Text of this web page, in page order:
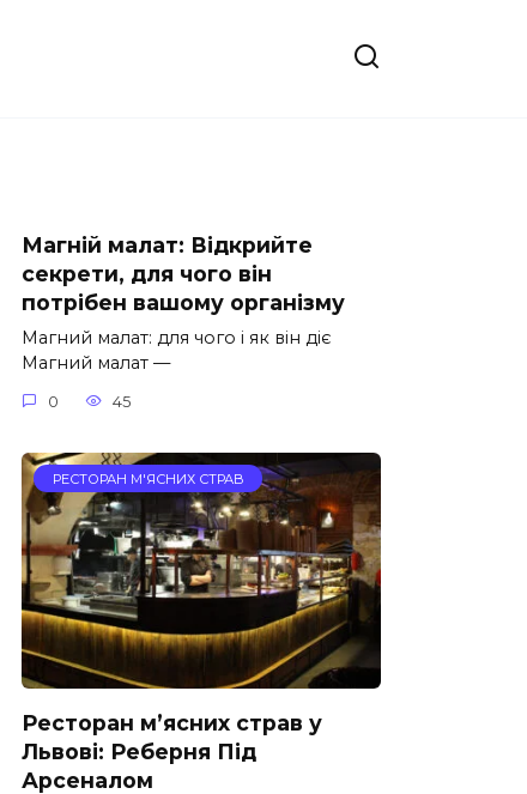
Магній малат: Відкрийте
секрети, для чого він
потрібен вашому організму
Магний малат: для чого і як він діє
Магний малат —
0 45
РЕСТОРАН М'ЯСНИХ СТРАВ
Ресторан м’ясних страв у
Львові: Реберня Під
Арсеналом